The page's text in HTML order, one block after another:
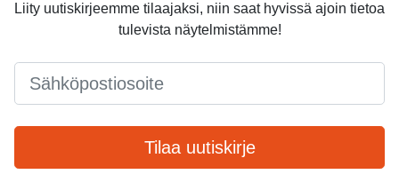
Liity uutiskirjeemme tilaajaksi, niin saat hyvissä ajoin tietoa
tulevista näytelmistämme!
Tilaa uutiskirje